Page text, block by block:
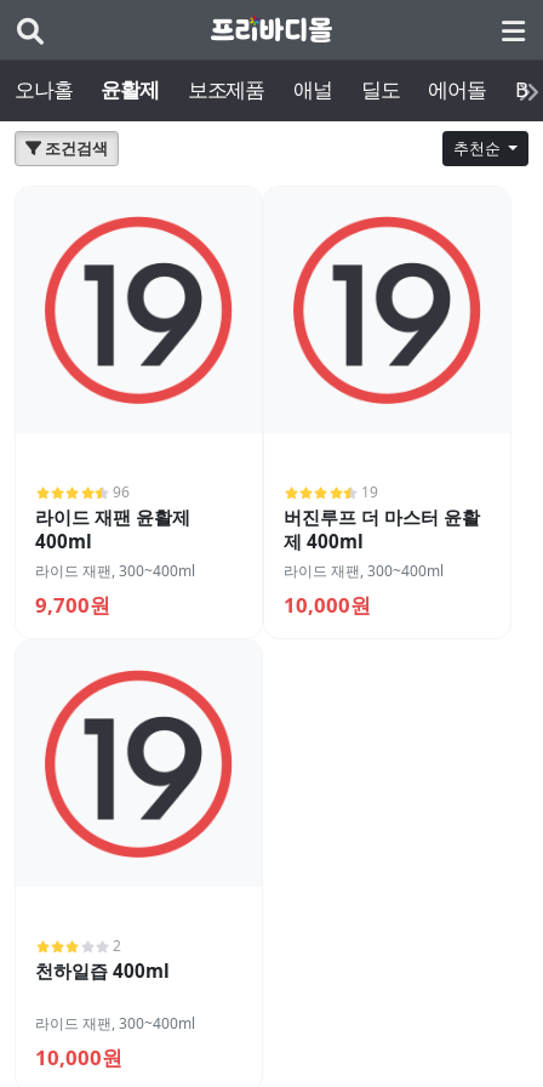
오나홀 윤활제 보조제품 애널 딜도 에어돌
조건검색 추천순
96
라이드 재팬 윤활제
400ml
라이드 재팬,300~400ml
9,700원
19
버진루프 더 마스터 윤활
제 400ml
라이드 재팬,300~400ml
10,000원
2
천하일즙 400ml
라이드 재팬,300~400ml
10,000원